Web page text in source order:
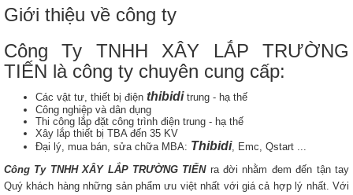
Giới thiệu về công ty
Công Ty TNHH XÂY LẮP TRƯỜNG
TIẾN là công ty chuyên cung cấp:
Các vật tư, thiết bị điện thibiditrung - hạ thế
Công nghiệp và dân dụng
Thi công lắp đặt công trình điện trung - hạ thế
Xây lắp thiết bị TBA đến 35 KV
Đại lý, mua bán, sửa chữa MBA: Thibidi, Emc, Qstart ...
Công Ty TNHH XÂY LẮP TRƯỜNG TIẾNra đời nhằm đem đến tận tay
Quý khách hàng những sản phẩm ưu việt nhất với giá cả hợp lý nhất. Với